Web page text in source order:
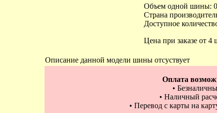
Объем одной шины:
Страна
Доступное
Цена при заказе от 4
Описание данной модели шины отсуствует
Оплата
•
• Наличный
• Перевод с карты на